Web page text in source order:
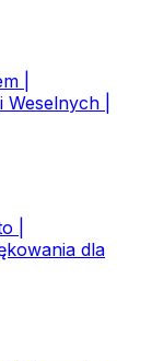
|
|
|
dla